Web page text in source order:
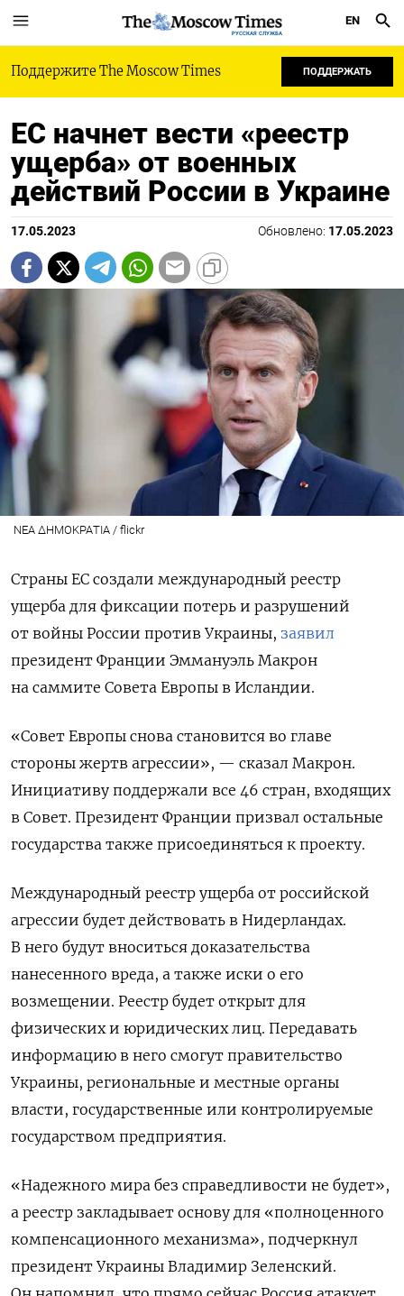
РУССКАЯ СЛУЖБА
EN
Поддержите The Moscow Times ПОДДЕРЖАТЬ
ЕС начнет вести «реестр
ущерба» от военных
действий России в Украине
17.05.2023 Обновлено: 17.05.2023
ΝΕΑ ΔΗΜΟΚΡΑΤΙΑ / flickr
Страны ЕС создали международный реестр
ущерба для фиксации потерь и разрушений
от войны России против Украины, заявил
президент Франции Эммануэль Макрон
на саммите Совета Европы в Исландии.
«Совет Европы снова становится во главе
стороны жертв агрессии», — сказал Макрон.
Инициативу поддержали все 46 стран, входящих
в Совет. Президент Франции призвал остальные
государства также присоединяться к проекту.
Международный реестр ущерба от российской
агрессии будет действовать в Нидерландах.
В него будут вноситься доказательства
нанесенного вреда, а также иски о его
возмещении. Реестр будет открыт для
физических и юридических лиц. Передавать
информацию в него смогут правительство
Украины, региональные и местные органы
власти, государственные или контролируемые
государством предприятия.
«Надежного мира без справедливости не будет»,
а реестр закладывает основу для «полноценного
компенсационного механизма», подчеркнул
президент Украины Владимир Зеленский.